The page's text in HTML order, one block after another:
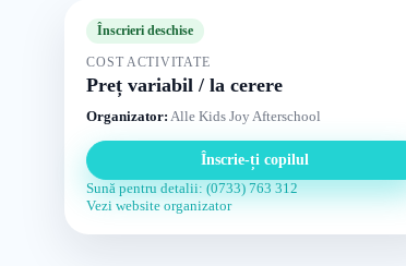
Înscrieri deschise
COST ACTIVITATE
Preț variabil / la cerere
Organizator: Alle Kids Joy Afterschool
Înscrie-ți copilul
Sună pentru detalii: (0733) 763 312
Vezi website organizator